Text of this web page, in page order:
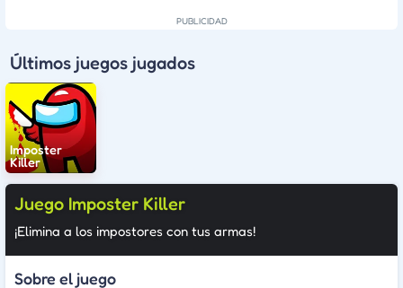
Últimos juegos jugados
Imposter
Killer
Juego Imposter Killer
¡Elimina a los impostores con tus armas!
Sobre el juego